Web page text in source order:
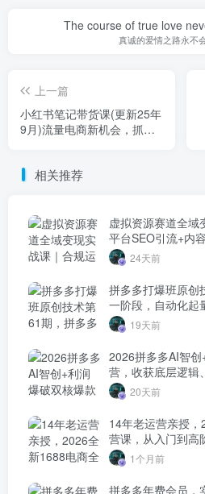
The course of true love
真诚的爱情之路永不
上一篇
小红书笔记带货课(更新25年
9月)流量电商新机会，抓住
相关推荐
虚拟资源赛道全域
平台SEO引流+内
玩法24天前
拼多多打爆班原创
一阶段，自动化起
作・投产优化・大
19天前
2026拼多多AI智
营，收获底层逻辑
0-1打爆SOP
20天前
14年老运营亲授
营课，从入门到高
+工具包+直播诊断等
1个月前
拼多多年费会员，